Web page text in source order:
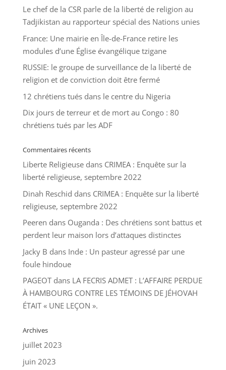
Le chef de la CSR parle de la liberté de religion au
Tadjikistan au rapporteur spécial des Nations unies
France: Une mairie en Île-de-France retire les
modules d’une Église évangélique tzigane
RUSSIE: le groupe de surveillance de la liberté de
religion et de conviction doit être fermé
12 chrétiens tués dans le centre du Nigeria
Dix jours de terreur et de mort au Congo : 80
chrétiens tués par les ADF
Commentaires récents
Liberte Religieusedans CRIMEA : Enquête sur la
liberté religieuse, septembre 2022
Dinah Reschid dans CRIMEA : Enquête sur la liberté
religieuse, septembre 2022
Peeren dans Ouganda : Des chrétiens sont battus et
perdent leur maison lors d’attaques distinctes
Jacky B dans Inde : Un pasteur agressé par une
foule hindoue
PAGEOTdans LA FECRIS ADMET : L’AFFAIRE PERDUE
À HAMBOURG CONTRE LES TÉMOINS DE JÉHOVAH
ÉTAIT « UNE LEÇON ».
Archives
juillet 2023
juin 2023